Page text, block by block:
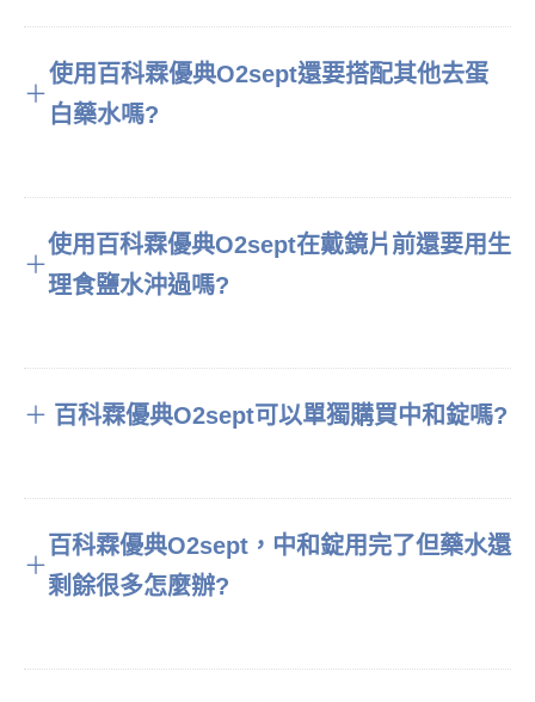
＋
使用百科霖優典O2sept還要搭配其他去蛋
白藥水嗎?
＋
使用百科霖優典O2sept在戴鏡片前還要用生
理食鹽水沖過嗎?
＋ 百科霖優典O2sept可以單獨購買中和錠嗎?
＋
百科霖優典O2sept，中和錠用完了但藥水還
剩餘很多怎麼辦?